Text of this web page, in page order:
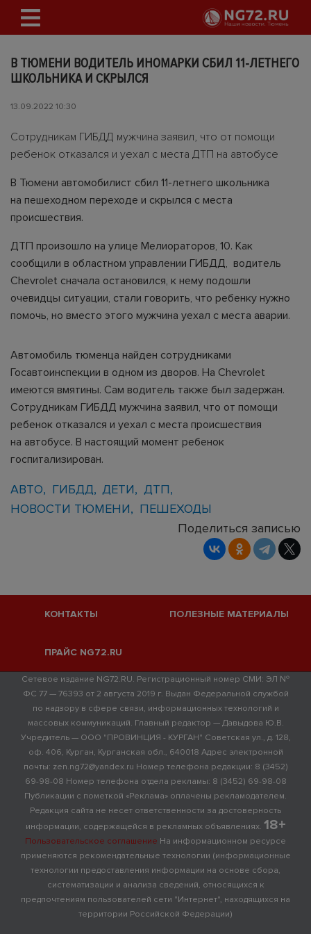
В ТЮМЕНИ ВОДИТЕЛЬ ИНОМАРКИ СБИЛ 11-ЛЕТНЕГО
ШКОЛЬНИКА И СКРЫЛСЯ
13.09.2022 10:30
Сотрудникам ГИБДД мужчина заявил, что от помощи
ребенок отказался и уехал с места ДТП на автобусе
В Тюмени автомобилист сбил 11-летнего школьника
на пешеходном переходе и скрылся с места
происшествия.
ДТП произошло на улице Мелиораторов, 10. Как
сообщили в областном управлении ГИБДД, водитель
Chevrolet сначала остановился, к нему подошли
очевидцы ситуации, стали говорить, что ребенку нужно
помочь, но вместо этого мужчина уехал с места аварии.
Автомобиль тюменца найден сотрудниками
Госавтоинспекции в одном из дворов. На Chevrolet
имеются вмятины. Сам водитель также был задержан.
Сотрудникам ГИБДД мужчина заявил, что от помощи
ребенок отказался и уехал с места происшествия
на автобусе. В настоящий момент ребенок
госпитализирован.
АВТО ГИБДД ДЕТИ
ДТП
НОВОСТИ ТЮМЕНИ
ПЕШЕХОДЫ
Поделиться записью
КОНТАКТЫ ПОЛЕЗНЫЕ МАТЕРИАЛЫ
ПРАЙС NG72.RU
Сетевое издание NG72.RU. Регистрационный номер СМИ: ЭЛ №
ФС 77 — 76393 от 2 августа 2019 г. Выдан Федеральной службой
по надзору в сфере связи, информационных технологий и
массовых коммуникаций. Главный редактор — Давыдова Ю.В.
Учредитель — ООО "ПРОВИНЦИЯ - КУРГАН" Советская ул., д. 128,
оф. 406, Курган, Курганская обл., 640018 Адрес электронной
почты: zen.ng72@yandex.ru Номер телефона редакции: 8 (3452)
69-98-08 Номер телефона отдела рекламы: 8 (3452) 69-98-08
Публикации с пометкой «Реклама» оплачены рекламодателем.
Редакция сайта не несет ответственности за достоверность
информации, содержащейся в рекламных объявлениях. 18+
Пользовательское соглашение На информационном ресурсе
применяются рекомендательные технологии (информационные
технологии предоставления информации на основе сбора,
систематизации и анализа сведений, относящихся к
предпочтениям пользователей сети "Интернет", находящихся на
территории Российской Федерации)